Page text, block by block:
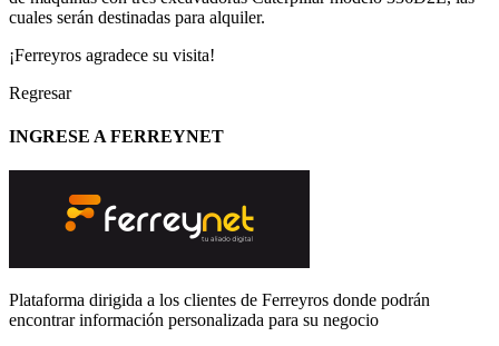
cuales serán destinadas para alquiler.
¡Ferreyros agradece su visita!
Regresar
INGRESE A FERREYNET
Plataforma dirigida a los clientes de Ferreyros donde podrán
encontrar información personalizada para su negocio